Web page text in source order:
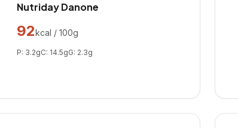
Nutriday Danone
92kcal / 100g
P: 3.2gC: 14.5gG: 2.3g